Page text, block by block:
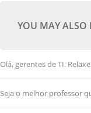
YOU MAY ALSO
Olá, gerentes de TI.
Seja o melhor professor